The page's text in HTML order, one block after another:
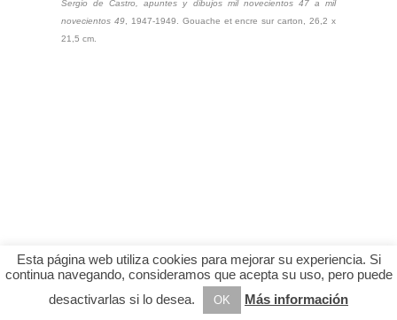
Sergio de Castro, apuntes y dibujos mil novecientos 47 a mil
novecientos 49, 1947-1949. Gouache et encre sur carton, 26,2 x
21,5 cm.
Esta página web utiliza cookies para mejorar su experiencia. Si
continua navegando, consideramos que acepta su uso, pero puede
desactivarlas si lo desea.
OK Más información